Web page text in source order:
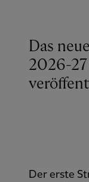
Das
2026-27
Der erste